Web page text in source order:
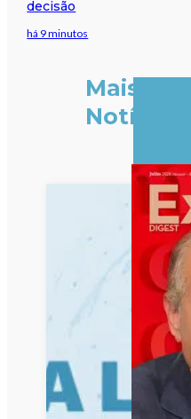
decisão
há 9 minutos
Mais
Notícias